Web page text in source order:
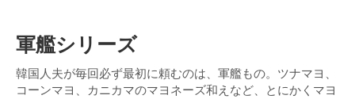
軍艦シリーズ
韓国人夫が毎回必ず最初に頼むのは、軍艦もの。ツナマヨ、
コーンマヨ、カニカマのマヨネーズ和えなど、とにかくマヨ